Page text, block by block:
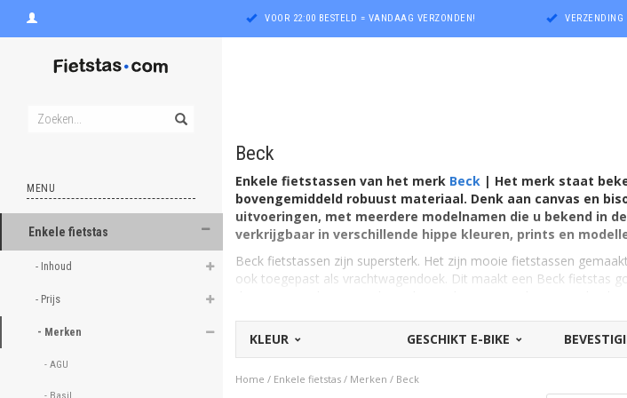
VOOR 22:00 BESTELD = VANDAAG VERZONDEN! VERZENDING
MENU
Enkele fietstas
- Inhoud
- Prijs
- Merken
- AGU
- Basil
ghost
ghost
ghost
Beck
Enkele fietstassen van het merk Beck | Het merk staat
bovengemiddeld robuust materiaal. Denk aan canvas en
uitvoeringen, met meerdere modelnamen die u bekend in
verkrijgbaar in verschillende hippe kleuren, prints en
Beck fietstassen zijn supersterk. Het zijn mooie fietstassen
ook toegepast als vrachtwagendoek. Dit maakt een Beck fietstas
Beck enkele fietstassen
Op deze pagina's staan de Beck enkele tassen / pakaftassen voor
KLEUR GESCHIKT E-BIKE
Home / Enkele fietstas / Merken / Beck